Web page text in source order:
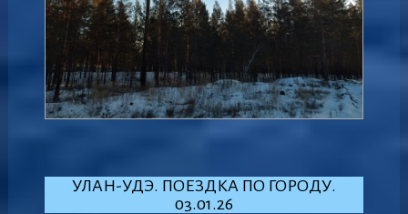
УЛАН-УДЭ. ПОЕЗДКА ПО ГОРОДУ.
03.01.26